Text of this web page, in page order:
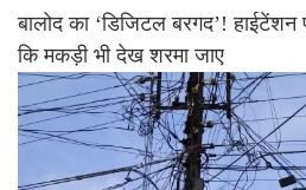
बालोद का ‘डिजिटल बरगद’! हाईटेंशन
कि मकड़ी भी देख शरमा जाए